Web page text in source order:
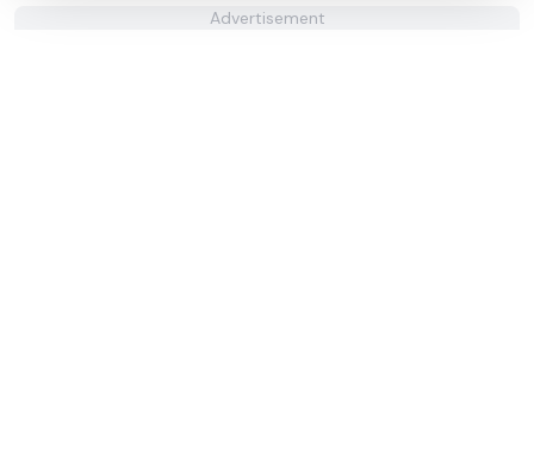
Advertisement